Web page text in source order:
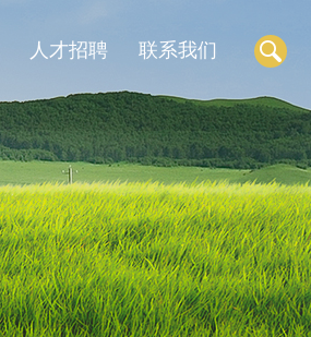
人才招聘 联系我们